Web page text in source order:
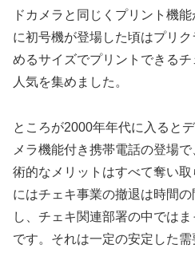
ドカメラと同じくプリント機
に初号機が登場した頃はプリ
めるサイズでプリントできる
人気を集めました。
ところが2000年年代に入ると
メラ機能付き携帯電話の登場
術的なメリットはすべて奪い
にはチェキ事業の撤退は時間
し、チェキ関連部署の中では
です。それは一定の安定した需